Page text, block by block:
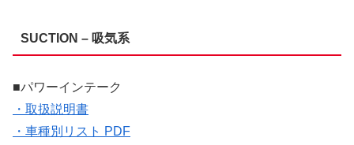
SUCTION – 吸気系
■パワーインテーク
・取扱説明書
・車種別リスト PDF